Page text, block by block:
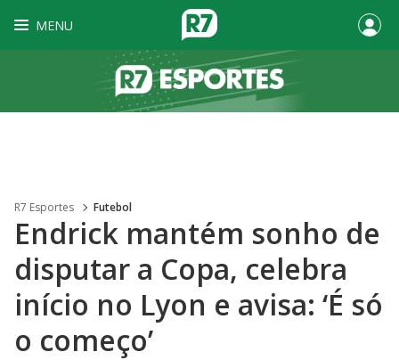
MENU
R7 Esportes Futebol
Endrick mantém sonho de
disputar a Copa, celebra
início no Lyon e avisa: ‘É só
o começo’